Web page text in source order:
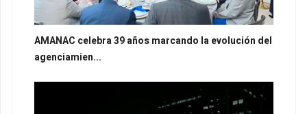
AMANAC celebra 39 años marcando la evolución del
agenciamien...